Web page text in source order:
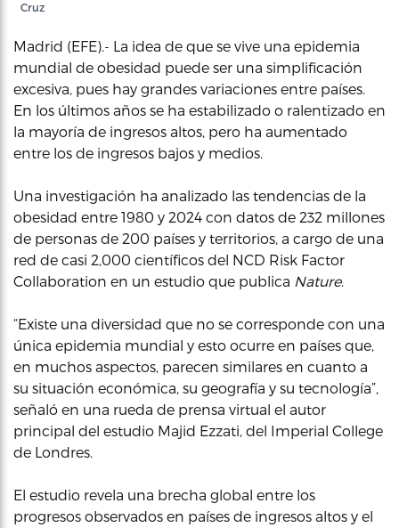
Cruz
Madrid (EFE).- La idea de que se vive una epidemia
mundial de obesidad puede ser una simplificación
excesiva, pues hay grandes variaciones entre países.
En los últimos años se ha estabilizado o ralentizado en
la mayoría de ingresos altos, pero ha aumentado
entre los de ingresos bajos y medios.
Una investigación ha analizado las tendencias de la
obesidad entre 1980 y 2024 con datos de 232 millones
de personas de 200 países y territorios, a cargo de una
red de casi 2,000 científicos del NCD Risk Factor
Collaboration en un estudio que publica Nature.
“Existe una diversidad que no se corresponde con una
única epidemia mundial y esto ocurre en países que,
en muchos aspectos, parecen similares en cuanto a
su situación económica, su geografía y su tecnología”,
señaló en una rueda de prensa virtual el autor
principal del estudio Majid Ezzati, del Imperial College
de Londres.
El estudio revela una brecha global entre los
progresos observados en países de ingresos altos y el